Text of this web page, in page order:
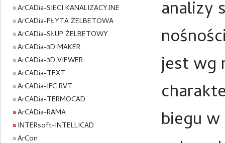
ArCADia-SIECI KANALIZACYJNE
ArCADia-PŁYTA ŻELBETOWA
ArCADia-SŁUP ŻELBETOWY
ArCADia-3D MAKER
ArCADia-3D VIEWER
ArCADia-TEXT
ArCADia-IFC RVT
ArCADia-TERMOCAD
ArCADia-RAMA
INTERsoft-INTELLICAD
ArCon
analizy
jest wg
biegu